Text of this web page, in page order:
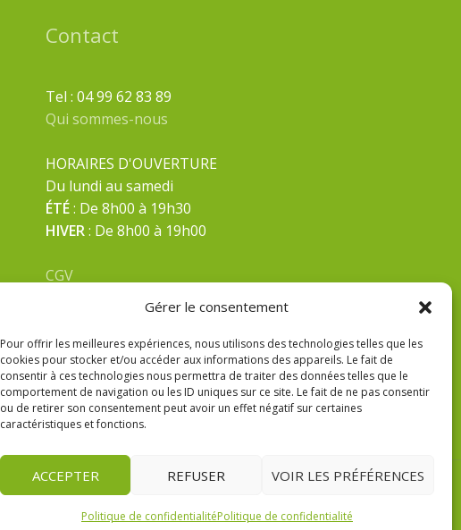
Gérer le consentement
Pour offrir les meilleures expériences, nous utilisons des technologies telles que les
cookies pour stocker et/ou accéder aux informations des appareils. Le fait de
consentir à ces technologies nous permettra de traiter des données telles que le
comportement de navigation ou les ID uniques sur ce site. Le fait de ne pas consentir
ou de retirer son consentement peut avoir un effet négatif sur certaines
caractéristiques et fonctions.
ACCEPTER REFUSER VOIR LES PRÉFÉRENCES
Politique de confidentialitéPolitique de confidentialité
Contact
Tel : 04 99 62 83 89
Qui sommes-nous
HORAIRES D'OUVERTURE
Du lundi au samedi
ÉTÉ: De 8h00 à 19h30
HIVER: De 8h00 à 19h00
CGV
Mentions Légales